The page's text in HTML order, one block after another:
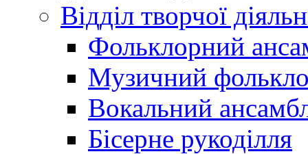
Відділ творчої
Фольклорний
Музичний
Вокальний
Бісерне рукоділля